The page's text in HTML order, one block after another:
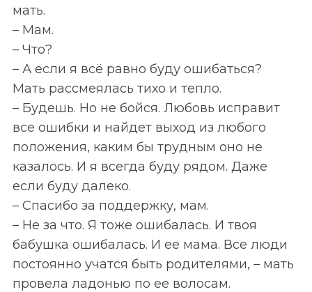
мать.
– Мам.
– Что?
– А если я всё равно буду ошибаться?
Мать рассмеялась тихо и тепло.
– Будешь. Но не бойся. Любовь исправит
все ошибки и найдет выход из любого
положения, каким бы трудным оно не
казалось. И я всегда буду рядом. Даже
если буду далеко.
– Спасибо за поддержку, мам.
– Не за что. Я тоже ошибалась. И твоя
бабушка ошибалась. И ее мама. Все люди
постоянно учатся быть родителями, – мать
провела ладонью по ее волосам.